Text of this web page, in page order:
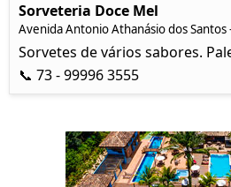
Sorveteria Doce Mel
Avenida Antonio Athanásio dos Santos
Sorvetes de vários sabores.
📞 73 - 99996 3555